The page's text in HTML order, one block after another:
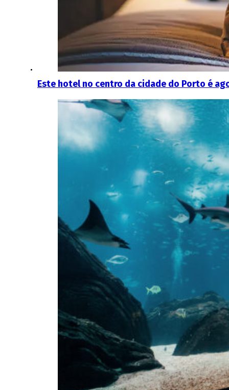
Este hotel no centro da cidade do Porto é